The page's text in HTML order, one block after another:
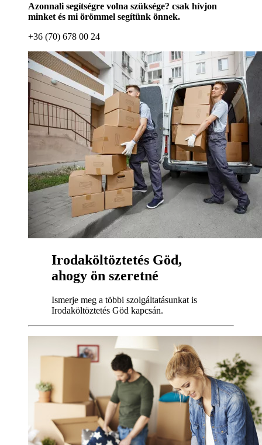
Azonnali segítségre volna szüksége? csak hívjon
minket és mi örömmel segítünk önnek.
+36 (70) 678 00 24
Irodaköltöztetés Göd,
ahogy ön szeretné
Ismerje meg a többi szolgáltatásunkat is
Irodaköltöztetés Göd kapcsán.